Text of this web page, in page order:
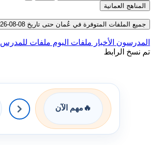
المناهج العمانية
جميع الملفات المتوفرة في عُمان حتى تاريخ 08-08-2026
المدرسون الأخبار ملفات اليوم ملفات للمدرس
تم نسخ الرابط
🔥 مهم الآن